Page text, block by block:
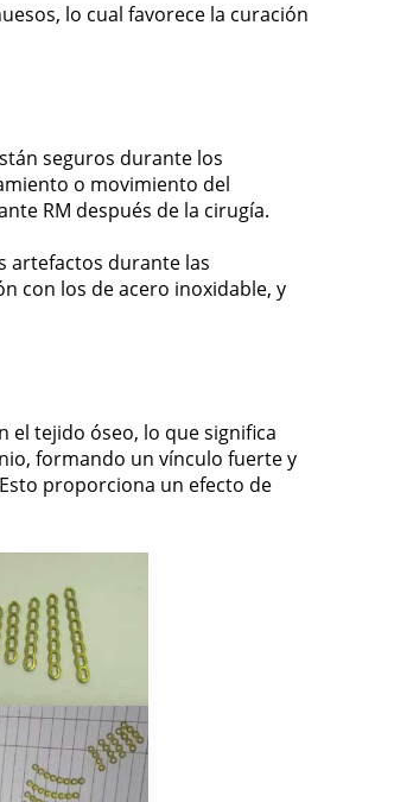
lo cual favorece la curación
seguros durante los
o movimiento del
RM después de la cirugía.
artefactos durante las
con los de acero inoxidable, y
el tejido óseo, lo que significa
formando un vínculo fuerte y
proporciona un efecto de